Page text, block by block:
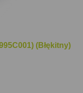
(Błękitny)